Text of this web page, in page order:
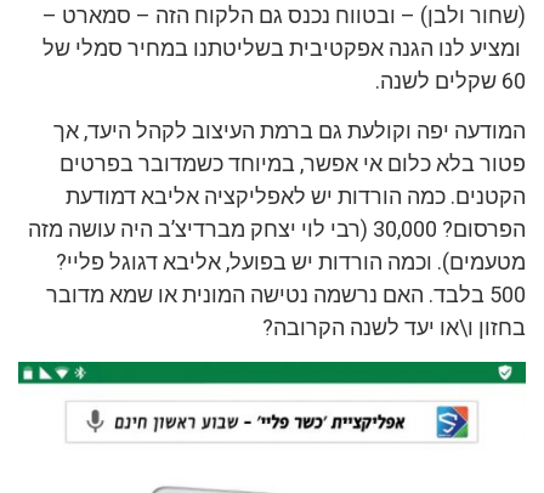
(שחור ולבן) – ובטווח נכנס גם הלקוח הזה – סמארט –
ומציע לנו הגנה אפקטיבית בשליטתנו במחיר סמלי של
60 שקלים לשנה.
המודעה יפה וקולעת גם ברמת העיצוב לקהל היעד, אך
פטור בלא כלום אי אפשר, במיוחד כשמדובר בפרטים
הקטנים. כמה הורדות יש לאפליקציה אליבא דמודעת
הפרסום? 30,000 (רבי לוי יצחק מברדיצ’ב היה עושה מזה
מטעמים). וכמה הורדות יש בפועל, אליבא דגוגל פליי?
500 בלבד. האם נרשמה נטישה המונית או שמא מדובר
בחזון ו\או יעד לשנה הקרובה?